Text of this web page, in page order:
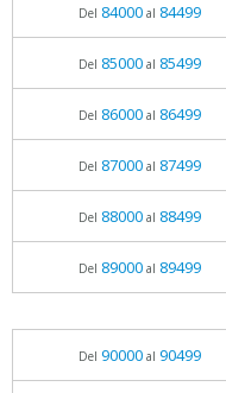
Del 84000al 84499
Del 85000al 85499
Del 86000al 86499
Del 87000al 87499
Del 88000al 88499
Del 89000al 89499
Del 90000al 90499